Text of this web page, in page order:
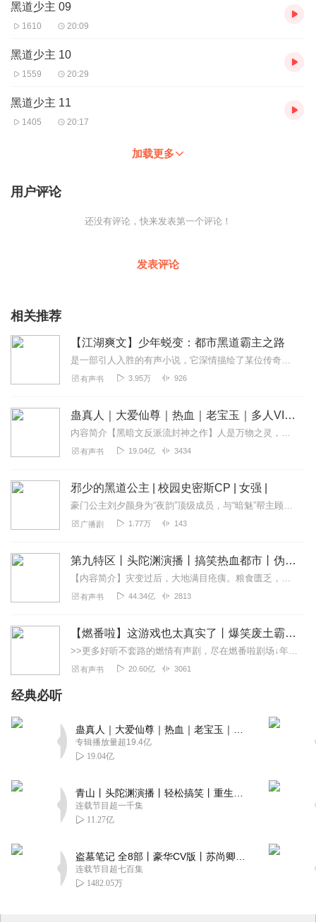
黑道少主 09
1610 20:09
黑道少主 10
1559 20:29
黑道少主 11
1405 20:17
加载更多
用户评论
还没有评论，快来发表第一个评论！
发表评论
相关推荐
【江湖爽文】少年蜕变：都市黑道霸主之路
是一部引人入胜的有声小说，它深情描绘了某位传奇人物在四九城（北京）乃至全国范围内的非凡历程与多彩人生。这位主人公，以其过人的胆识与深重的义气，在90年代毅然踏上...
有声书 3.95万 926
蛊真人｜大爱仙尊｜热血｜老宝玉｜多人VIP免费有声剧
内容简介【黑暗文反派流封神之作】人是万物之灵，蛊是天地真精。一个穿越者不断重生的故事。一个养蛊、炼蛊、用蛊的奇特世界。配音组（男角色）老宝玉旁白...
有声书 19.04亿 3434
邪少的黑道公主 | 校园史密斯CP | 女强 |
豪门公主刘夕颜身为“夜韵”顶级成员，与“暗魅”帮主顾洛熙因黑帮行动结缘。他们在爱与恨、忠诚与背叛间挣扎，谱写热血又浪漫的故事。
广播剧 1.77万 143
第九特区丨头陀渊演播丨搞笑热血都市丨伪戒丨VIP免费多人有声剧
【内容简介】灾变过后，大地满目疮痍。粮食匮乏，资源紧俏，局势混乱……一位从待规划区杀出来的青年，背对着漫天黄沙，孤身来到九区谋生，却不曾想偶然结识三五好友，一念...
有声书 44.34亿 2813
【燃番啦】这游戏也太真实了丨爆笑废土霸榜神作丨紫襟剧社制作
>>更多好听不套路的燃情有声剧，尽在燃番啦剧场↓年度重磅推荐本专辑为VIP免费专辑每天上午10点5集更新，订阅可以听到最新内容哦！每周抽一个专辑五星优质评论送...
有声书 20.60亿 3061
经典必听
专辑播放量超19.4亿
19.04亿
连载节目超一千集
11.27亿
连载节目超七百集
1482.05万